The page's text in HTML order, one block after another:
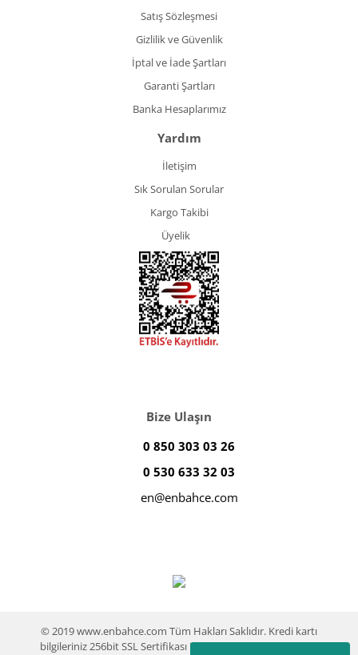
Satış Sözleşmesi
Gizlilik ve Güvenlik
İptal ve İade Şartları
Garanti Şartları
Banka Hesaplarımız
Yardım
İletişim
Sık Sorulan Sorular
Kargo Takibi
Üyelik
Bize Ulaşın
0 850 303 03 26
0 530 633 32 03
en@enbahce.com
© 2019 www.enbahce.com Tüm Hakları Saklıdır. Kredi kartı
bilgileriniz 256bit SSL Sertifikası ile %100 koruma altındadır.